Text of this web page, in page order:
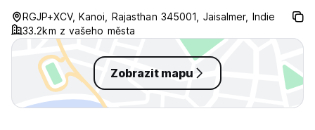
RGJP+XCV, Kanoi, Rajasthan 345001, Jaisalmer, Indie
33.2km z vašeho města
Zobrazit mapu